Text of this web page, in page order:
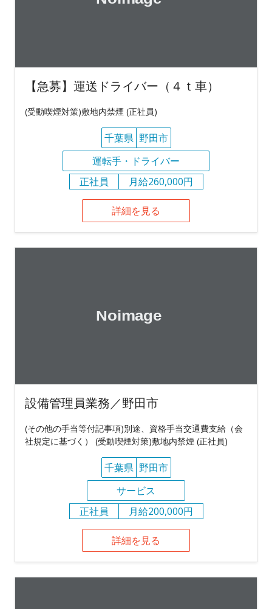
【急募】運送ドライバー（４ｔ車）
(受動喫煙対策)敷地内禁煙 (正社員)
千葉県 野田市
運転手・ドライバー
正社員
月給260,000円
詳細を見る
設備管理員業務／野田市
(その他の手当等付記事項)別途、資格手当交通費支給（会
社規定に基づく） (受動喫煙対策)敷地内禁煙 (正社員)
千葉県 野田市
サービス
正社員
月給200,000円
詳細を見る